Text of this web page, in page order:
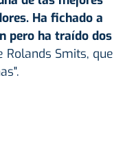
Ha fichado a
pero ha traído dos
Smits, que